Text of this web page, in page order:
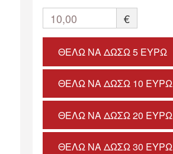
10,00 €
ΘΈΛΩ ΝΑ ΔΏΣΩ 5 ΕΥΡΏ
ΘΈΛΩ ΝΑ ΔΏΣΩ 10 ΕΥΡΏ
ΘΈΛΩ ΝΑ ΔΏΣΩ 20 ΕΥΡΏ
ΘΈΛΩ ΝΑ ΔΏΣΩ 30 ΕΥΡΏ